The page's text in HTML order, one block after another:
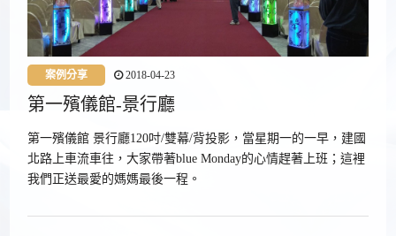
案例分享 2018-04-23
第一殯儀館-景行廳
第一殯儀館 景行廳120吋/雙幕/背投影，當星期一的一早，建國
北路上車流車往，大家帶著blue Monday的心情趕著上班；這裡
我們正送最愛的媽媽最後一程。